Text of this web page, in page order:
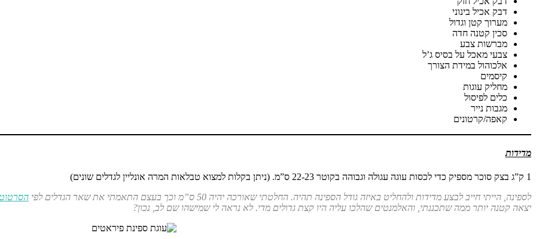
דבק אכיל בינוני
מערוך קטן וגדול
סכין קטנה חדה
מברשות צבע
צבעי מאכל על בסיס ג’ל
אלכוהול במידת הצורך
קיסמים
מחליק עוגות
כלים לפיסול
מגבות נייר
קאפה/קרטונים
מדידות
1 ק”ג בצק סוכר מספיק כדי לכסות עוגה עגולה וגבוהה בקוטר 22-23 ס”מ. (ניתן בקלות למצוא טבלאות המרה אונליין לגדלים שונים)
לספינה, הייתי חייב לבצע מדידות ולהחליט באיזה גודל הספינה תהיה. החלטתי שאורכה יהיה 50 ס”מ וכך בעצם התאמתי את שאר הגדלים לפי
יצאה קטנה יותר ממה שתכננתי, והאלמנטים שהלכו עליה היו קצת גדולים מדי. לא נראה לי שמישהו שם לב, נכון?